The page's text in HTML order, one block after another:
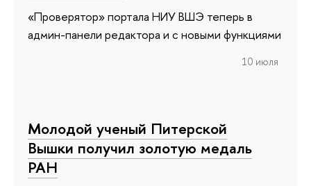
«Проверятор» портала НИУ ВШЭ теперь в
админ-панели редактора и с новыми функциями
10 июля
Молодой ученый Питерской
Вышки получил золотую медаль
РАН